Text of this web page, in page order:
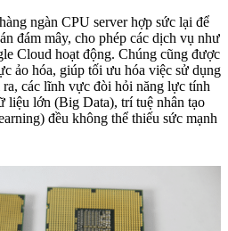
ngàn CPU server hợp sức lại để
đám mây, cho phép các dịch vụ như
Cloud hoạt động. Chúng cũng được
ảo hóa, giúp tối ưu hóa việc sử dụng
các lĩnh vực đòi hỏi năng lực tính
liệu lớn (Big Data), trí tuệ nhân tạo
đều không thể thiếu sức mạnh